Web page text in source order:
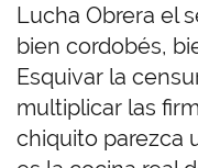
Lucha Obrera el
bien cordobés,
Esquivar la
multiplicar las
chiquito parezca